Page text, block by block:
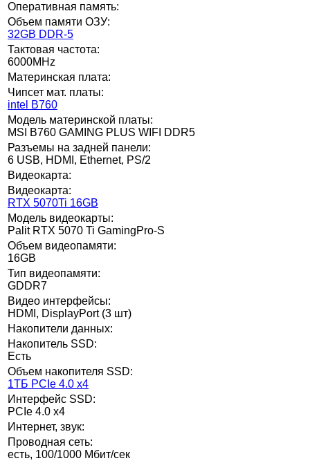
Оперативная память:
Объем памяти ОЗУ:
32GB DDR-5
Тактовая частота:
6000MHz
Материнская плата:
Чипсет мат. платы:
intel B760
Модель материнской платы:
MSI B760 GAMING PLUS WIFI DDR5
Разъемы на задней панели:
6 USB, HDMI, Ethernet, PS/2
Видеокарта:
Видеокарта:
RTX 5070Ti 16GB
Модель видеокарты:
Palit RTX 5070 Ti GamingPro-S
Объем видеопамяти:
16GB
Тип видеопамяти:
GDDR7
Видео интерфейсы:
HDMI, DisplayPort (3 шт)
Накопители данных:
Накопитель SSD:
Есть
Объем накопителя SSD:
1ТБ PCIe 4.0 x4
Интерфейс SSD:
PCIe 4.0 x4
Интернет, звук:
Проводная сеть:
есть, 100/1000 Мбит/сек